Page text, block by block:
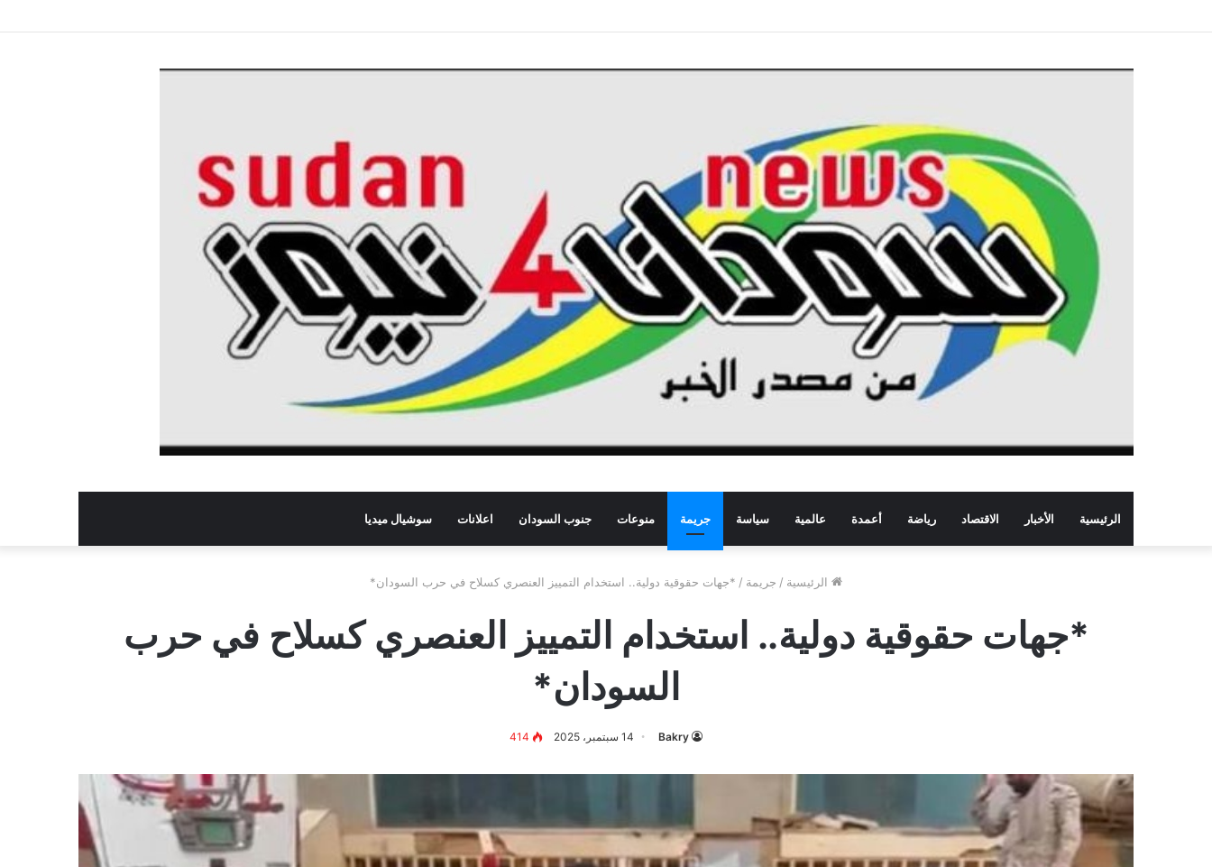
الرئيسية الأخبار الاقتصاد رياضة أعمدة عالمية سياسة جريمة منوعات جنوب السودان اعلانات سوشيال ميديا
الرئيسية / جريمة / *جهات حقوقية دولية.. استخدام التمييز العنصري كسلاح في حرب السودان*
*جهات حقوقية دولية.. استخدام التمييز العنصري كسلاح في حرب
السودان*
Bakry 14 سبتمبر، 2025 414